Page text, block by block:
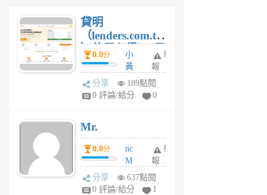
貸明
（lenders.com.tw
）使用心得 — 民
間貸款比較平台
體驗
0.0分
小
黃
蜂
1
舉
報
分享
189點閱
0 評論/給分
0
Mr.
0.0分
nc
M
U
F
舉
報
分享
637點閱
0 評論/給分
1